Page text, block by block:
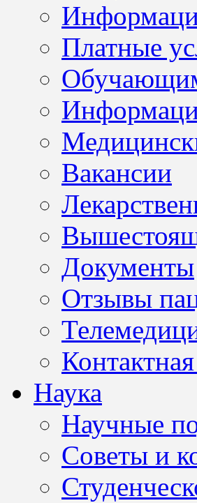
Платные
Вакансии
Документы
Отзывы
Наука
Научные
Советы и